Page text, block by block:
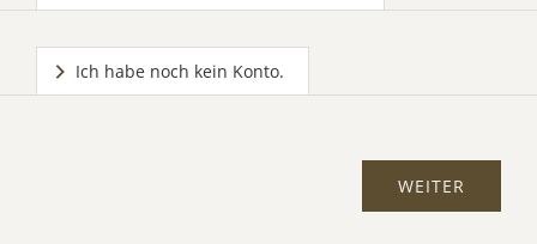
Ich habe noch kein Konto.